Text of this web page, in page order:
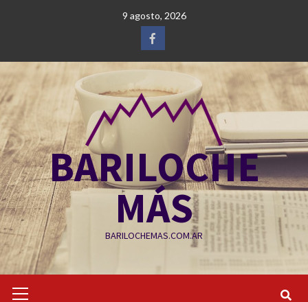
9 agosto, 2026
Facebook
BARILOCHE
MÁS
BARILOCHEMAS.COM.AR
primario